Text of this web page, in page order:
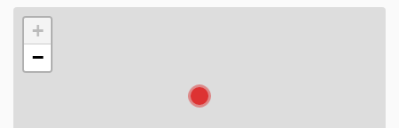
+
−